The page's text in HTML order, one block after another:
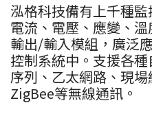
泓格科技備有上千種
電流、電壓、應變、
輸出/輸入模組，廣泛
控制系統中。支援各
序列、乙太網路、現
ZigBee等無線通訊。